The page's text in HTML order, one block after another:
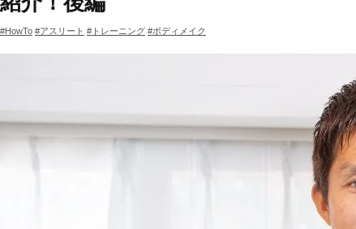
#HowTo #アスリート #トレーニング #ボディメイク